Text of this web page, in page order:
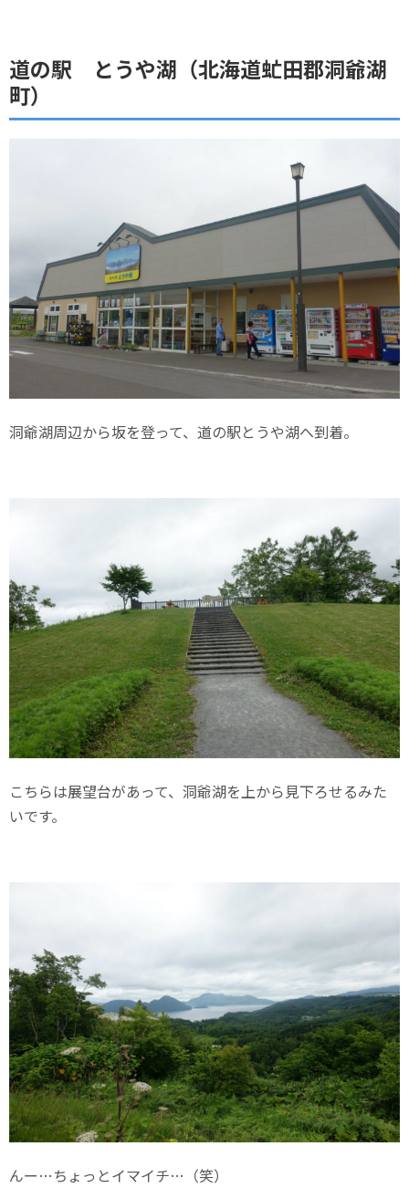
道の駅 とうや湖（北海道虻田郡洞爺湖
町）
洞爺湖周辺から坂を登って、道の駅とうや湖へ到着。
こちらは展望台があって、洞爺湖を上から見下ろせるみた
いです。
んー…ちょっとイマイチ…（笑）